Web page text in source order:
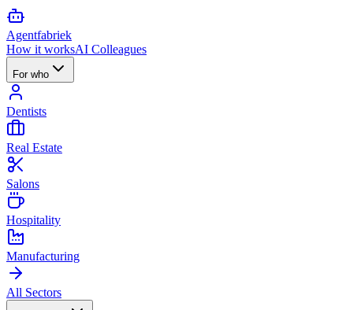
Agentfabriek
How it worksAI Colleagues
For who
Dentists
Real Estate
Salons
Hospitality
Manufacturing
All Sectors